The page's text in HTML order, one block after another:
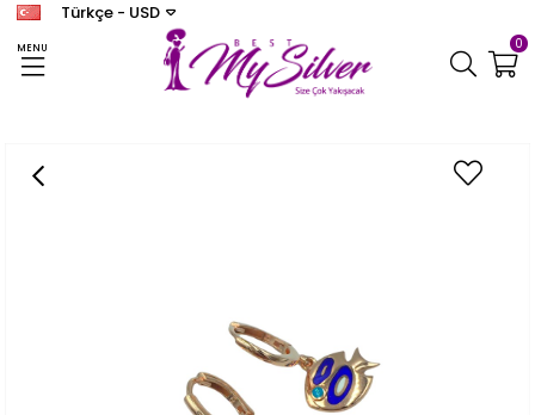
MENU
Türkçe - USD
0
Kadın Lacivert Mineli Balık Küpe